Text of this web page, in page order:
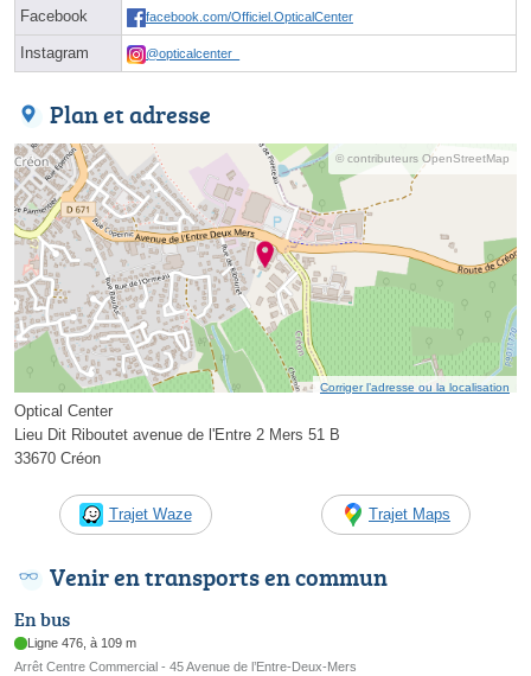
Facebook facebook.com/Officiel.OpticalCenter
Instagram @opticalcenter_
Plan et adresse
© contributeurs OpenStreetMap
Corriger l’adresse ou la localisation
Optical Center
Lieu Dit Riboutet avenue de l'Entre 2 Mers 51 B
33670 Créon
Trajet Waze Trajet Maps
Venir en transports en commun
En bus
Ligne 476, à 109 m
Arrêt Centre Commercial - 45 Avenue de l’Entre-Deux-Mers